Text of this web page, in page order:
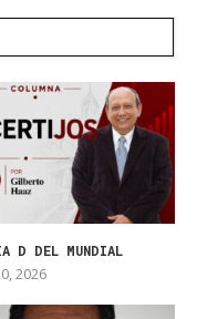
D DEL MUNDIAL
2026